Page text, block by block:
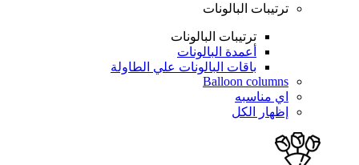
ترتيبات البالونات
ترتيبات البالونات
أعمدة البالونات
باقات البالونات علي الطاولة
Balloon columns
اي مناسبه
إظهار الكل